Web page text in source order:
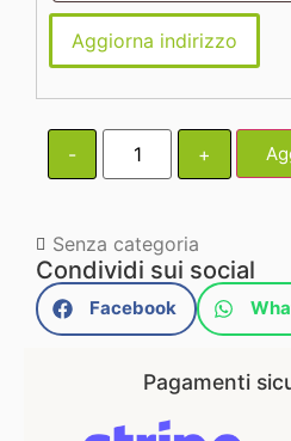
Aggiorna indirizzo
- +
Senza categoria
Condividi sui social
Facebook
Pagamenti